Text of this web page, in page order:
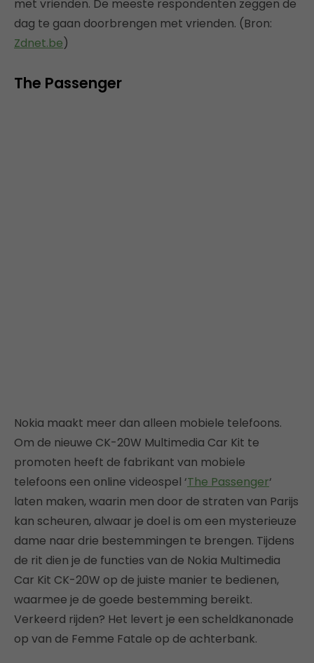
met vrienden. De meeste respondenten zeggen de
dag te gaan doorbrengen met vrienden. (Bron:
Zdnet.be)
The Passenger
Nokia maakt meer dan alleen mobiele telefoons.
Om de nieuwe CK-20W Multimedia Car Kit te
promoten heeft de fabrikant van mobiele
telefoons een online videospel ‘The Passenger‘
laten maken, waarin men door de straten van Parijs
kan scheuren, alwaar je doel is om een mysterieuze
dame naar drie bestemmingen te brengen. Tijdens
de rit dien je de functies van de Nokia Multimedia
Car Kit CK-20W op de juiste manier te bedienen,
waarmee je de goede bestemming bereikt.
Verkeerd rijden? Het levert je een scheldkanonade
op van de Femme Fatale op de achterbank.